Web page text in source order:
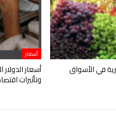
في الأسواق
أسعار
أسعار
وتأثيرات